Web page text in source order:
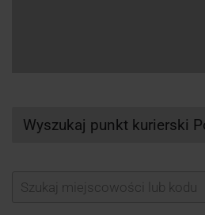
Wyszukaj punkt kurierski